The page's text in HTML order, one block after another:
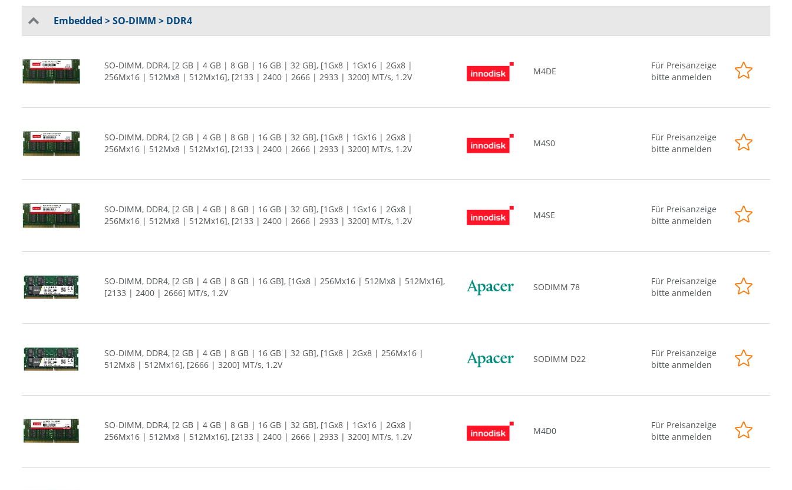
Embedded > SO-DIMM > DDR4
SO-DIMM, DDR4, [2 GB | 4 GB | 8 GB | 16 GB | 32 GB], [1Gx8 | 1Gx16 | 2Gx8 |
256Mx16 | 512Mx8 | 512Mx16], [2133 | 2400 | 2666 | 2933 | 3200] MT/s, 1.2V
M4DE
Für Preisanzeige
bitte anmelden
SO-DIMM, DDR4, [2 GB | 4 GB | 8 GB | 16 GB | 32 GB], [1Gx8 | 1Gx16 | 2Gx8 |
256Mx16 | 512Mx8 | 512Mx16], [2133 | 2400 | 2666 | 2933 | 3200] MT/s, 1.2V
M4S0
Für Preisanzeige
bitte anmelden
SO-DIMM, DDR4, [2 GB | 4 GB | 8 GB | 16 GB | 32 GB], [1Gx8 | 1Gx16 | 2Gx8 |
256Mx16 | 512Mx8 | 512Mx16], [2133 | 2400 | 2666 | 2933 | 3200] MT/s, 1.2V
M4SE
Für Preisanzeige
bitte anmelden
SO-DIMM, DDR4, [2 GB | 4 GB | 8 GB | 16 GB], [1Gx8 | 256Mx16 | 512Mx8 | 512Mx16],
[2133 | 2400 | 2666] MT/s, 1.2V
SODIMM 78
Für Preisanzeige
bitte anmelden
SO-DIMM, DDR4, [2 GB | 4 GB | 8 GB | 16 GB | 32 GB], [1Gx8 | 2Gx8 | 256Mx16 |
512Mx8 | 512Mx16], [2666 | 3200] MT/s, 1.2V
SODIMM D22
Für Preisanzeige
bitte anmelden
SO-DIMM, DDR4, [2 GB | 4 GB | 8 GB | 16 GB | 32 GB], [1Gx8 | 1Gx16 | 2Gx8 |
256Mx16 | 512Mx8 | 512Mx16], [2133 | 2400 | 2666 | 2933 | 3200] MT/s, 1.2V
M4D0
Für Preisanzeige
bitte anmelden